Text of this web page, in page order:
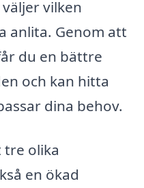
vilken
anlita. Genom att
du en bättre
och kan hitta
dina behov.
tre olika
en ökad